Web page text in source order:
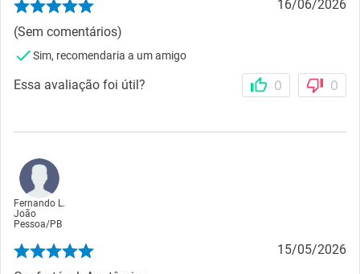
16/06/2026
(Sem comentários)
Sim, recomendaria a um amigo
Essa avaliação foi útil? 0 0
Fernando L.
João
Pessoa/PB
15/05/2026